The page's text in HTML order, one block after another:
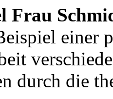
Frau
einer
durch die